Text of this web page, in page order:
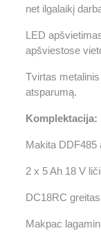
net ilgalaikį
LED
apšviestose
Tvirtas
atsparumą.
Komplektacija:
Makita DDF485
2 x 5 Ah 18 V
DC18RC
Makpac